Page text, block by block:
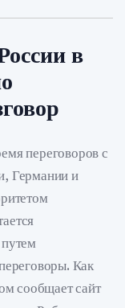
в
переговоров с
Германии и
Как
сообщает сайт